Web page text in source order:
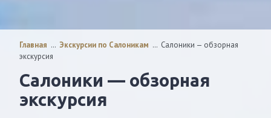
Главная … Экскурсии по Салоникам … Салоники — обзорная
экскурсия
Салоники — обзорная
экскурсия